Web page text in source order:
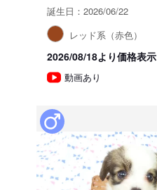
誕生日：2026/06/22
レッド系（赤色）
2026/08/18より価格表示
動画あり